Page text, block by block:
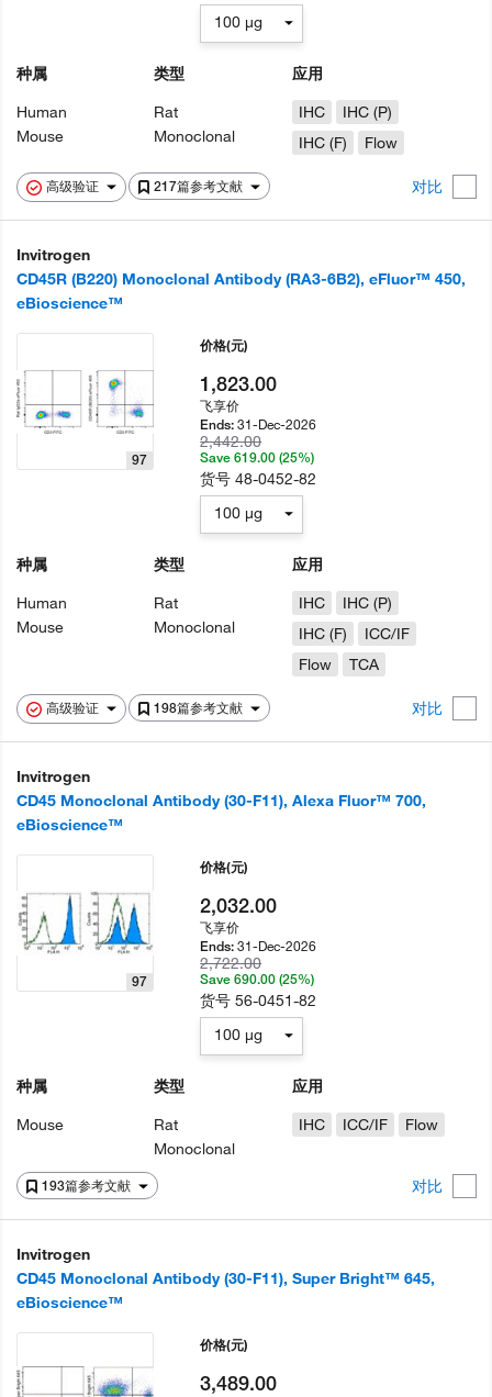
高级验证 217篇参考文献 对比
种属
Human
Mouse
类型
Rat
Monoclonal
应用
IHC
IHC (P)
IHC (F)
Flow
100 µg
Invitrogen
CD45R (B220) Monoclonal Antibody (RA3-6B2), eFluor™ 450,
eBioscience™
高级验证 198篇参考文献 对比
97
种属
Human
Mouse
类型
Rat
Monoclonal
应用
IHC
IHC (P)
IHC (F)
ICC/IF
Flow
TCA
价格(元)
1,823.00
飞享价
Ends:31-Dec-2026
2,442.00
Save 619.00 (25%)
货号48-0452-82
100 µg
Invitrogen
CD45 Monoclonal Antibody (30-F11), Alexa Fluor™ 700,
eBioscience™
193篇参考文献 对比
97
种属
Mouse
类型
Rat
Monoclonal
应用
IHC
ICC/IF Flow
价格(元)
2,032.00
飞享价
Ends:31-Dec-2026
2,722.00
Save 690.00 (25%)
货号56-0451-82
100 µg
Invitrogen
CD45 Monoclonal Antibody (30-F11), Super Bright™ 645,
eBioscience™
价格(元)
3,489.00